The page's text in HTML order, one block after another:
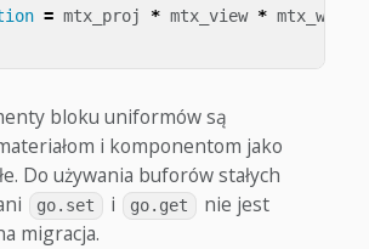
= mtx_proj * mtx_view * mtx_world
bloku uniformów są
i komponentom jako
Do używania buforów stałych
go.set i go.get
nie jest
migracja.